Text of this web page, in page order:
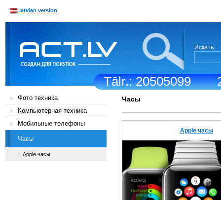
Tālr.: 20505099
latvian version
Искать:
Фото техника
Компьютерная техника
Мобильные телефоны
Часы
Apple часы
Часы
Apple часы